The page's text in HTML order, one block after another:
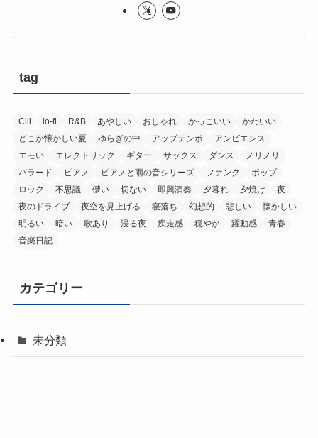
tag
Cill lo-fi R&B あやしい おしゃれ かっこいい
かわいい
どこか懐かしい夏
ゆらぎの中 アップテンポ
アンビエンス
エモい
エレクトリック ギター サックス ダンス
ノリノリ
バラード
ピアノ ピアノと雨の音シリーズ ファンク
ポップ
ロック
不思議 儚い 切ない 即興演奏 夕暮れ 夕焼け
夜
夜のドライブ
夜空を見上げる 寝落ち 幻想的 悲しい
懐かしい
明るい
暗い 歌あり 浸る夜 疾走感 穏やか 躍動感
青春
音楽日記
カテゴリー
未分類